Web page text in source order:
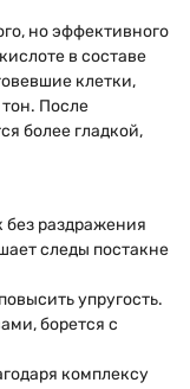
но эффективного
в составе
клетки,
После
более гладкой,
без раздражения
следы постакне
упругость.
борется с
комплексу